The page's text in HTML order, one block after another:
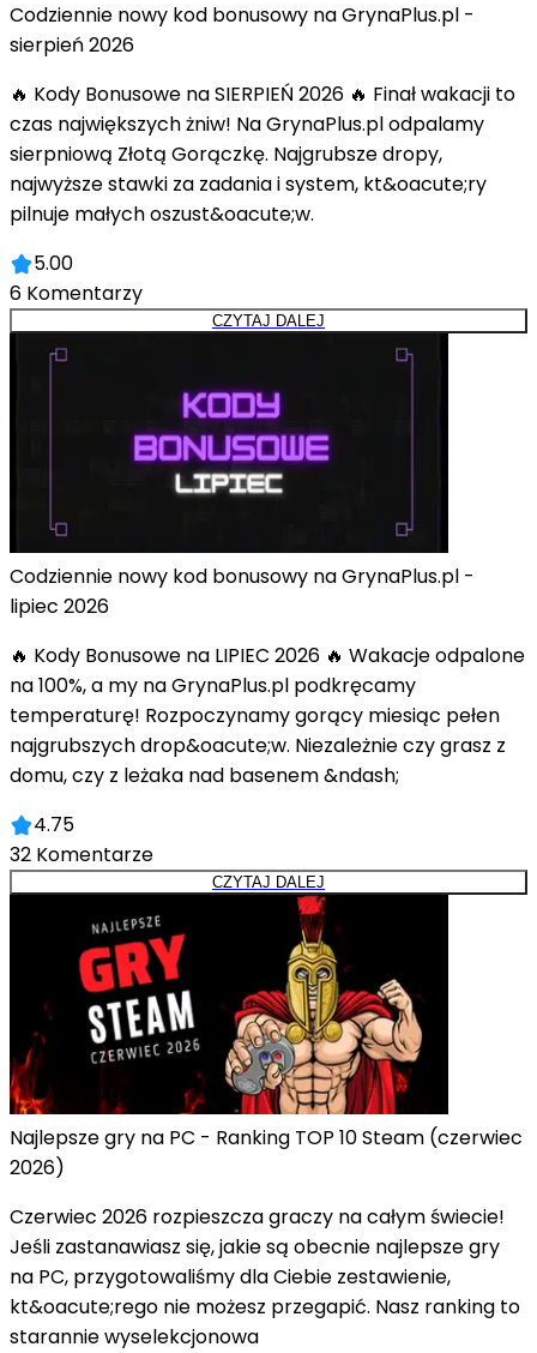
Codziennie nowy kod bonusowy na GrynaPlus.pl -
sierpień 2026
🔥 Kody Bonusowe na SIERPIEŃ 2026 🔥 Finał wakacji to
czas największych żniw! Na GrynaPlus.pl odpalamy
sierpniową Złotą Gorączkę. Najgrubsze dropy,
najwyższe stawki za zadania i system, kt&oacute;ry
pilnuje małych oszust&oacute;w.
5.00
6 Komentarzy
CZYTAJ DALEJ
Codziennie nowy kod bonusowy na GrynaPlus.pl -
lipiec 2026
🔥 Kody Bonusowe na LIPIEC 2026 🔥 Wakacje odpalone
na 100%, a my na GrynaPlus.pl podkręcamy
temperaturę! Rozpoczynamy gorący miesiąc pełen
najgrubszych drop&oacute;w. Niezależnie czy grasz z
domu, czy z leżaka nad basenem &ndash;
4.75
32 Komentarze
CZYTAJ DALEJ
Najlepsze gry na PC - Ranking TOP 10 Steam (czerwiec
2026)
Czerwiec 2026 rozpieszcza graczy na całym świecie!
Jeśli zastanawiasz się, jakie są obecnie najlepsze gry
na PC, przygotowaliśmy dla Ciebie zestawienie,
kt&oacute;rego nie możesz przegapić. Nasz ranking to
starannie wyselekcjonowa